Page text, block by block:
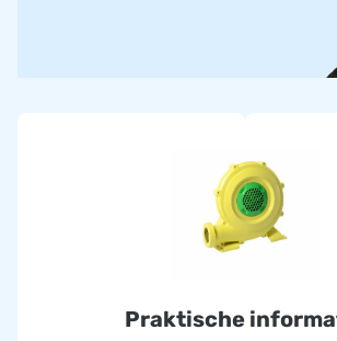
Praktische